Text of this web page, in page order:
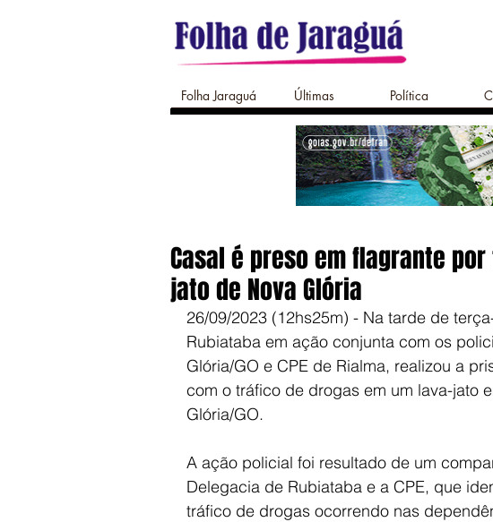
Folha Jaraguá Últimas Política
Casal é preso em flagrante
jato de Nova Glória
26/09/2023 (12hs25m) - Na tarde de
Rubiataba em ação conjunta com os
Glória/GO e CPE de Rialma, realizou a
com o tráfico de drogas em um lava-jato
Glória/GO.
A ação policial foi resultado de um
Delegacia de Rubiataba e a CPE, que
tráfico de drogas ocorrendo nas